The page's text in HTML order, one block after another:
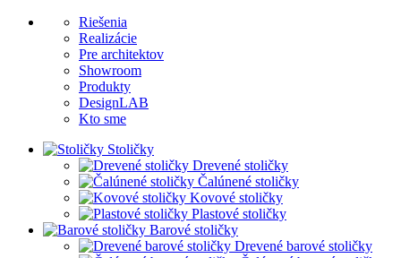
Riešenia
Realizácie
Pre architektov
Showroom
Produkty
DesignLAB
Kto sme
Stoličky
Drevené stoličky
Čalúnené stoličky
Kovové stoličky
Plastové stoličky
Barové stoličky
Drevené barové stoličky